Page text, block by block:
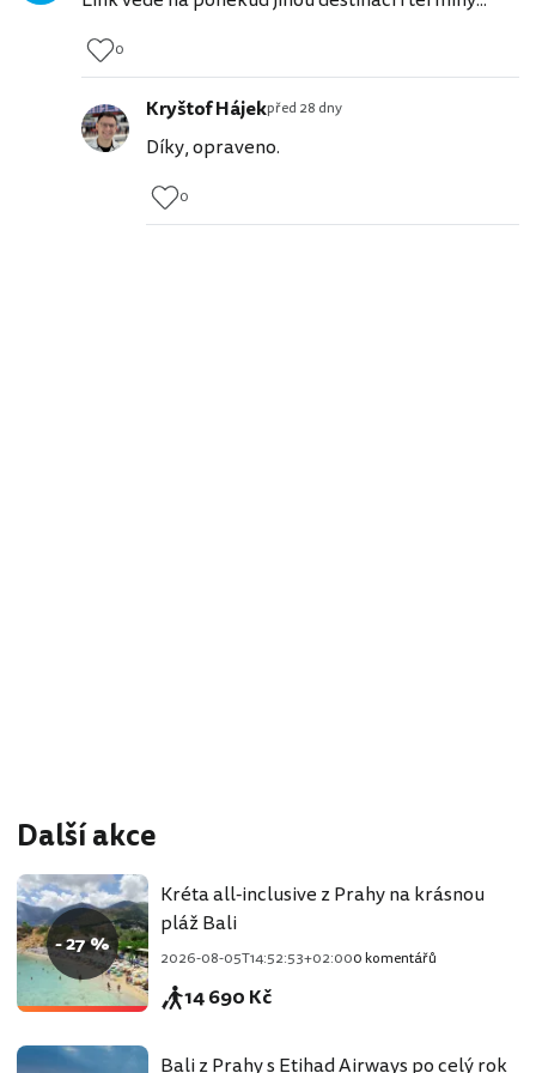
0
Kryštof Hájekpřed 28 dny
Díky, opraveno.
0
Další akce
- 27 %
Kréta all-inclusive z Prahy na krásnou
pláž Bali
2026-08-05T14:52:53+02:000 komentářů
14 690 Kč
Bali z Prahy s Etihad Airways po celý rok